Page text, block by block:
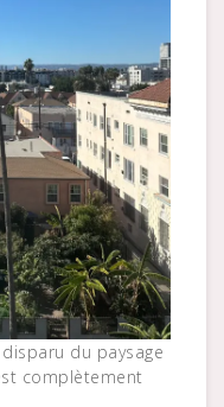
du paysage
complètement